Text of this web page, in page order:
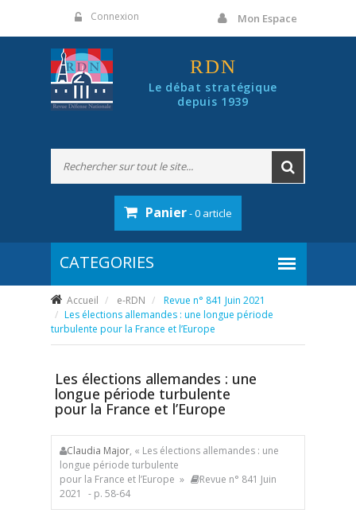
Connexion Mon Espace
RDN
Le débat stratégique
depuis 1939
Panier- 0 article
Accueil e-RDN
Revue n° 841 Juin 2021
Les élections allemandes : une longue période
turbulente pour la France et l’Europe
Les élections allemandes : une
longue période turbulente
pour la France et l’Europe
Claudia Major, « Les élections allemandes : une
longue période turbulente
pour la France et l’Europe »
Revue n° 841 Juin
2021
- p. 58-64